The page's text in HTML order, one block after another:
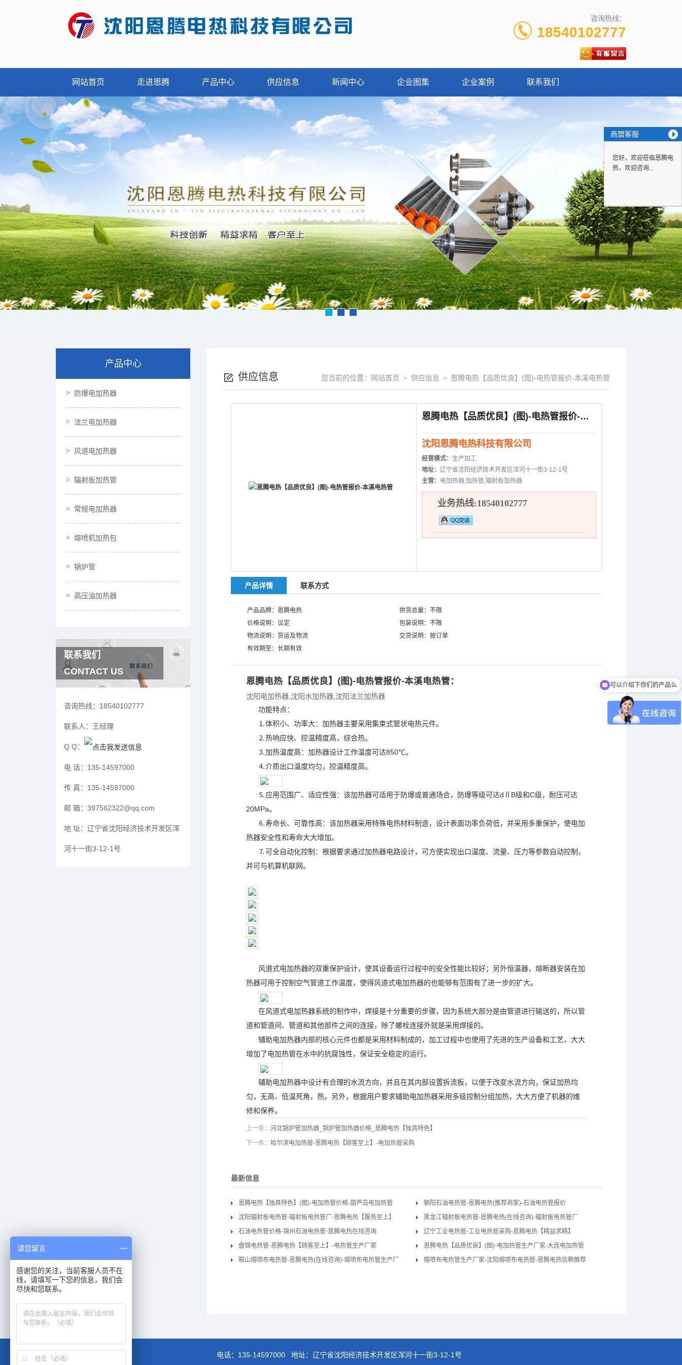
咨询热线：
18540102777
网站首页 走进恩腾 产品中心 供应信息 新闻中心 企业图集 企业案例 联系我们
产品中心
防爆电加热器
法兰电加热器
风道电加热器
辐射板加热管
常规电加热器
熔喷机加热包
锅炉管
高压油加热器
联系我们
CONTACT US
咨询热线： 18540102777
联系人： 王经理
Q Q：
电 话： 135-14597000
传 真： 135-14597000
邮 箱： 397562322@qq.com
地 址： 辽宁省沈阳经济技术开发区浑
河十一街3-12-1号
供应信息 您当前的位置： 网站首页 > 供应信息 > 恩腾电热【品质优良】(图)-电热管报价-本溪电热管
恩腾电热【品质优良】(图)-电热管报价-本溪电热管
沈阳恩腾电热科技有限公司
经营模式： 生产加工
地址： 辽宁省沈阳经济技术开发区浑河十一街3-12-1号
主营： 电加热器,加热管,辐射板加热器
业务热线:18540102777
产品详情 联系方式
产品品牌：恩腾电热
供货总量：不限
价格说明：议定
包装说明：不限
物流说明：货运及物流
交货说明：按订单
有效期至：长期有效
恩腾电热【品质优良】(图)-电热管报价-本溪电热管：
沈阳电加热器 沈阳水加热器 沈阳法兰加热器
功能特点：
⒈体积小、功率大：加热器主要采用集束式管状电热元件。
⒉热响应快、控温精度高，综合热。
⒊加热温度高：加热器设计工作温度可达850℃。
⒋介质出口温度均匀，控温精度高。
⒌应用范围广、适应性强：该加热器可适用于防爆或普通场合，防爆等级可达dⅡB级和C级，耐压可达
20MPa。
⒍寿命长、可靠性高：该加热器采用特殊电热材料制造，设计表面功率负荷低，并采用多重保护，使电加
热器安全性和寿命大大增加。
⒎可全自动化控制：根据要求通过加热器电路设计，可方便实现出口温度、流量、压力等参数自动控制，
并可与机算机联网。
风道式电加热器的双重保护设计，使其设备运行过程中的安全性能比较好；另外恒温器，熔断器安装在加
热器可用于控制空气管道工作温度，使得风道式电加热器的也能够有范围有了进一步的扩大。
在风道式电加热器系统的制作中，焊接是十分重要的步骤，因为系统大部分是由管道进行输送的，所以管
道和管道间、管道和其他部件之间的连接，除了螺栓连接外就是采用焊接的。
辅助电加热器内部的核心元件也都是采用材料制成的，加工过程中也使用了先进的生产设备和工艺，大大
增加了电加热管在水中的抗腐蚀性，保证安全稳定的运行。
辅助电加热器中设计有合理的水流方向，并且在其内部设置拆流板，以便于改变水流方向，保证加热均
匀，无高、低温死角，热。另外，根据用户要求辅助电加热器采用多级控制分组加热，大大方便了机器的维
修和保养。
上一条： 河北锅炉管加热器_锅炉管加热器价格_恩腾电热【独具特色】
下一条： 哈尔滨电加热管-恩腾电热【顾客至上】-电加热管采购
最新信息
恩腾电热【独具特色】(图)-电加热管价格-葫芦岛电加热管
朝阳石油电热管-恩腾电热(推荐商家)-石油电热管报价
沈阳辐射板电热管-辐射板电热管厂-恩腾电热【服务至上】
黑龙江辐射板电热管-恩腾电热(在线咨询)-辐射板电热管厂
石油电热管价格-锦州石油电热管-恩腾电热在线咨询
辽宁工业电热管-工业电热管采购-恩腾电热【精益求精】
盘锦电热管-恩腾电热【顾客至上】-电热管生产厂家
恩腾电热【品质优良】(图)-电加热管生产厂家-大连电加热管
鞍山熔喷布电热管-恩腾电热(在线咨询)-熔喷布电热管生产厂
熔喷布电热管生产厂家-沈阳熔喷布电热管-恩腾电热信赖推荐
电话： 135-14597000 地址：辽宁省沈阳经济技术开发区浑河十一街3-12-1号
商盟客服
您好，欢迎莅临恩腾电
热，欢迎咨询...
你们是怎么收费的呢
请您留言
感谢您的关注，当前客服人员不在
线，请填写一下您的信息，我们会
尽快和您联系。